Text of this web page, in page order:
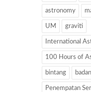
astronomy
UM graviti
International
100 Hours of
bintang
Penempatan